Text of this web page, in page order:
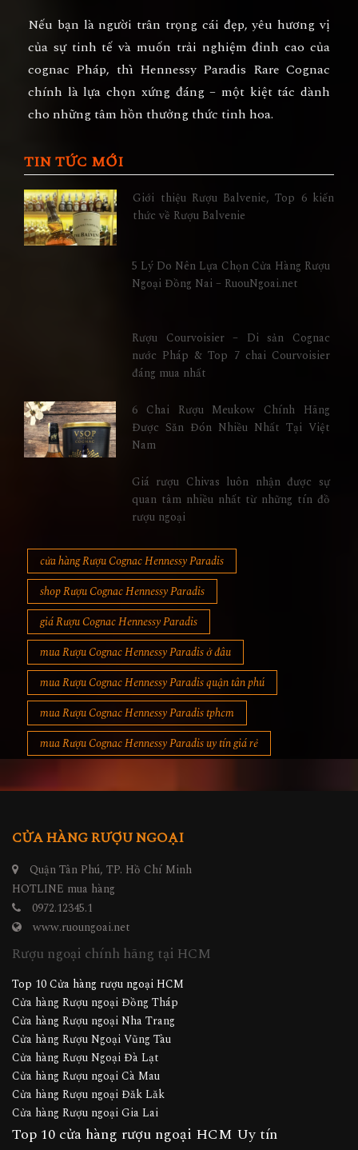
Nếu bạn là người trân trọng cái đẹp, yêu hương vị
của sự tinh tế và muốn trải nghiệm đỉnh cao của
cognac Pháp, thì Hennessy Paradis Rare Cognac
chính là lựa chọn xứng đáng – một kiệt tác dành
cho những tâm hồn thưởng thức tinh hoa.
TIN TỨC MỚI
Giới thiệu Rượu Balvenie, Top 6 kiến
thức về Rượu Balvenie
5 Lý Do Nên Lựa Chọn Cửa Hàng Rượu
Ngoại Đồng Nai – RuouNgoai.net
Rượu Courvoisier – Di sản Cognac
nước Pháp & Top 7 chai Courvoisier
đáng mua nhất
6 Chai Rượu Meukow Chính Hãng
Được Săn Đón Nhiều Nhất Tại Việt
Nam
Giá rượu Chivas luôn nhận được sự
quan tâm nhiều nhất từ những tín đồ
rượu ngoại
cửa hàng Rượu Cognac Hennessy Paradis
shop Rượu Cognac Hennessy Paradis
giá Rượu Cognac Hennessy Paradis
mua Rượu Cognac Hennessy Paradis ở đâu
mua Rượu Cognac Hennessy Paradis quận tân phú
mua Rượu Cognac Hennessy Paradis tphcm
mua Rượu Cognac Hennessy Paradis uy tín giá rẻ
CỬA HÀNG RƯỢU NGOẠI
Quận Tân Phú, TP. Hồ Chí Minh
HOTLINE mua hàng
0972.12345.1
www.ruoungoai.net
Rượu ngoại chính hãng tại HCM
Top 10 Cửa hàng rượu ngoại HCM
Cửa hàng Rượu ngoại Đồng Tháp
Cửa hàng Rượu ngoại Nha Trang
Cửa hàng Rượu Ngoại Vũng Tàu
Cửa hàng Rượu Ngoại Đà Lạt
Cửa hàng Rượu ngoại Cà Mau
Cửa hàng Rượu ngoại Đăk Lăk
Cửa hàng Rượu ngoại Gia Lai
Top 10 cửa hàng rượu ngoại HCM Uy tín